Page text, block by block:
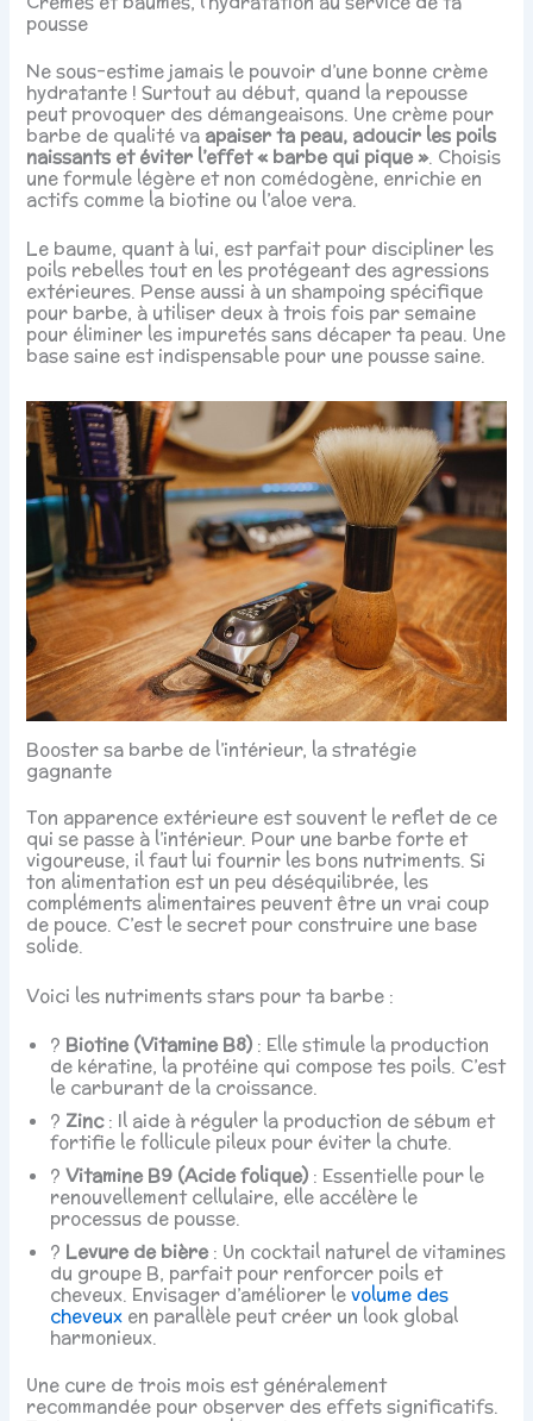
pousse
Ne sous-estime jamais le pouvoir d’une bonne crème
hydratante ! Surtout au début, quand la repousse
peut provoquer des démangeaisons. Une crème pour
barbe de qualité va apaiser ta peau, adoucir les poils
naissants et éviter l’effet « barbe qui pique ». Choisis
une formule légère et non comédogène, enrichie en
actifs comme la biotine ou l’aloe vera.
Le baume, quant à lui, est parfait pour discipliner les
poils rebelles tout en les protégeant des agressions
extérieures. Pense aussi à un shampoing spécifique
pour barbe, à utiliser deux à trois fois par semaine
pour éliminer les impuretés sans décaper ta peau. Une
base saine est indispensable pour une pousse saine.
Booster sa barbe de l’intérieur, la stratégie
gagnante
Ton apparence extérieure est souvent le reflet de ce
qui se passe à l’intérieur. Pour une barbe forte et
vigoureuse, il faut lui fournir les bons nutriments. Si
ton alimentation est un peu déséquilibrée, les
compléments alimentaires peuvent être un vrai coup
de pouce. C’est le secret pour construire une base
solide.
Voici les nutriments stars pour ta barbe :
? Biotine (Vitamine B8) : Elle stimule la production
de kératine, la protéine qui compose tes poils. C’est
le carburant de la croissance.
?️ Zinc: Il aide à réguler la production de sébum et
fortifie le follicule pileux pour éviter la chute.
?Vitamine B9 (Acide folique) : Essentielle pour le
renouvellement cellulaire, elle accélère le
processus de pousse.
? Levure de bière: Un cocktail naturel de vitamines
du groupe B, parfait pour renforcer poils et
cheveux. Envisager d’améliorer levolume des
cheveux en parallèle peut créer un look global
harmonieux.
Une cure de trois mois est généralement
recommandée pour observer des effets significatifs.